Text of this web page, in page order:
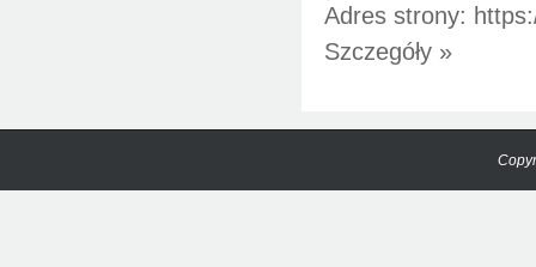
Adres strony:
Szczegóły »